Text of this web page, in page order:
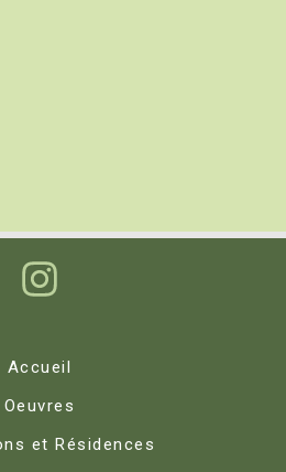
Accueil
Oeuvres
et Résidences